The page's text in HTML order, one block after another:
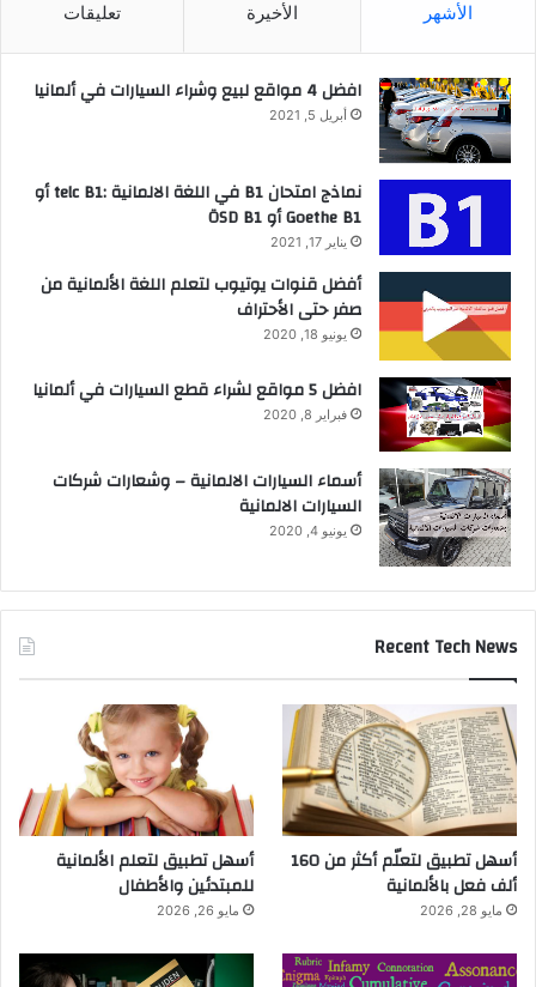
الأشهر الأخيرة تعليقات
افضل 4 مواقع لبيع وشراء السيارات في ألمانيا
أبريل 5, 2021
نماذج امتحان B1 في اللغة الالمانية :telc B1 أو
Goethe B1 أو ÖSD B1
يناير 17, 2021
أفضل قنوات يوتيوب لتعلم اللغة الألمانية من
صفر حتى الأحتراف
يونيو 18, 2020
افضل 5 مواقع لشراء قطع السيارات في ألمانيا
فبراير 8, 2020
أسماء السيارات الالمانية – وشعارات شركات
السيارات الالمانية
يونيو 4, 2020
Recent Tech News
أسهل تطبيق لتعلّم أكثر من 160
ألف فعل بالألمانية
مايو 28, 2026
أسهل تطبيق لتعلم الألمانية
للمبتدئين والأطفال
مايو 26, 2026